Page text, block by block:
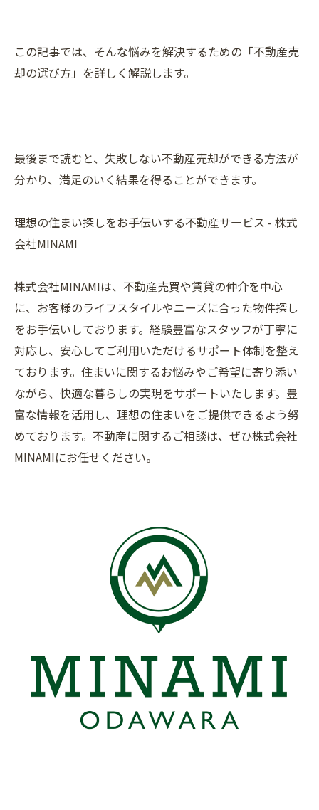
この記事では、そんな悩みを解決するための「不動産売
却の選び方」を詳しく解説します。
最後まで読むと、失敗しない不動産売却ができる方法が
分かり、満足のいく結果を得ることができます。
理想の住まい探しをお手伝いする不動産サービス - 株式
会社MINAMI
株式会社MINAMIは、不動産売買や賃貸の仲介を中心
に、お客様のライフスタイルやニーズに合った物件探し
をお手伝いしております。経験豊富なスタッフが丁寧に
対応し、安心してご利用いただけるサポート体制を整え
ております。住まいに関するお悩みやご希望に寄り添い
ながら、快適な暮らしの実現をサポートいたします。豊
富な情報を活用し、理想の住まいをご提供できるよう努
めております。不動産に関するご相談は、ぜひ株式会社
MINAMIにお任せください。